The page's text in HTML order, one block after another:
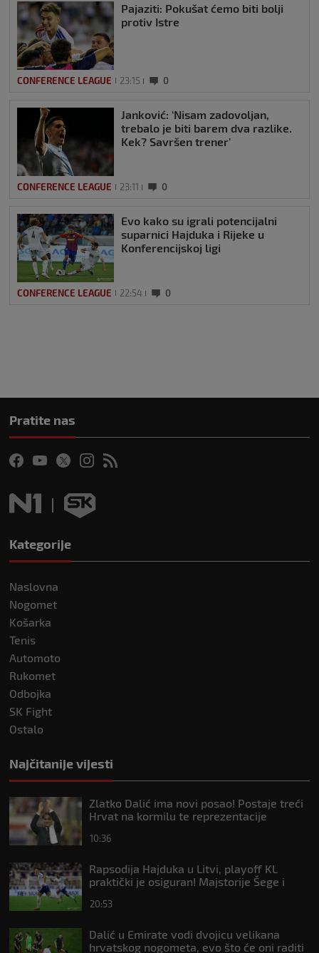
Pajaziti: Pokušat ćemo biti bolji
protiv Istre
CONFERENCE LEAGUE 23:15 0
Janković: ‘Nisam zadovoljan,
trebalo je biti barem dva razlike.
Kek? Savršen trener’
CONFERENCE LEAGUE 23:11 0
Evo kako su igrali potencijalni
suparnici Hajduka i Rijeke u
Konferencijskoj ligi
CONFERENCE LEAGUE 22:54 0
Pratite nas
Kategorije
Naslovna
Nogomet
Košarka
Tenis
Automoto
Rukomet
Odbojka
SK Fight
Ostalo
Najčitanije vijesti
Zlatko Dalić ima novi posao! Postaje treći
Hrvat na kormilu te reprezentacije
10:36
Rapsodija Hajduka u Litvi, playoff KL
praktički je osiguran! Majstorije Šege i
20:53
Dalić u Emirate vodi dvojicu velikana
hrvatskog nogometa, evo što će oni raditi